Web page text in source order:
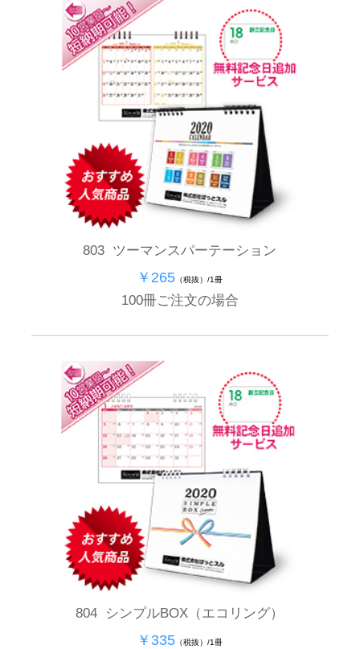
803 ツーマンスパーテーション
￥265 （税抜）/1冊
100冊ご注文の場合
804 シンプルBOX（エコリング）
￥335 （税抜）/1冊